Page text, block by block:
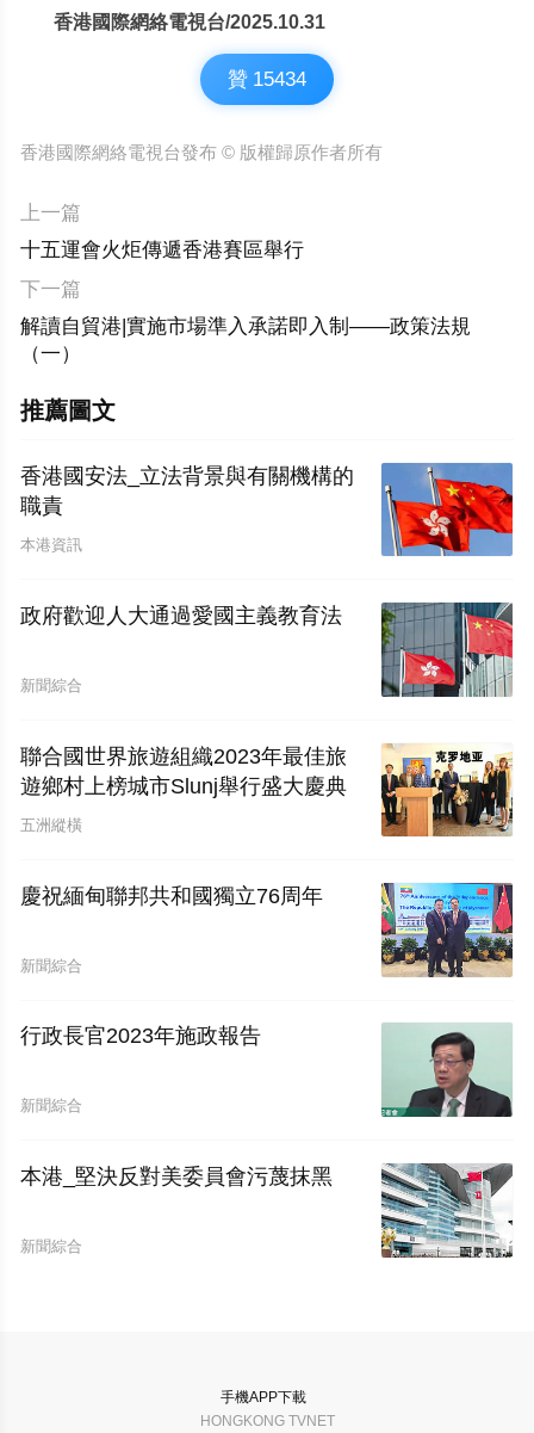
香港國際網絡電視台/2025.10.31
贊 15434
香港國際網絡電視台發布 © 版權歸原作者所有
上一篇
十五運會火炬傳遞香港賽區舉行
下一篇
解讀自貿港|實施市場準入承諾即入制——政策法規
（一）
推薦圖文
香港國安法_立法背景與有關機構的
職責
本港資訊
政府歡迎人大通過愛國主義教育法
新聞綜合
聯合國世界旅遊組織2023年最佳旅
遊鄉村上榜城市Slunj舉行盛大慶典
五洲縱橫
慶祝緬甸聯邦共和國獨立76周年
新聞綜合
行政長官2023年施政報告
新聞綜合
本港_堅決反對美委員會污蔑抹黑
新聞綜合
手機APP下載
HONGKONG TVNET